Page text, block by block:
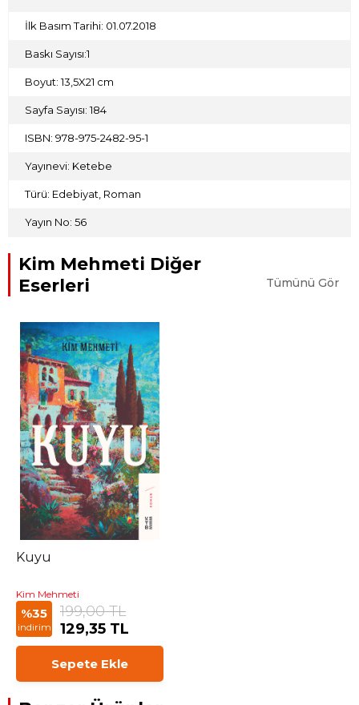
İlk Basım Tarihi: 01.07.2018
Baskı Sayısı:1
Boyut: 13,5X21 cm
Sayfa Sayısı: 184
ISBN: 978-975-2482-95-1
Yayınevi: Ketebe
Türü: Edebiyat, Roman
Yayın No: 56
Kim Mehmeti Diğer
Eserleri
Tümünü Gör
Kuyu
Kim Mehmeti
%35
indirim
199,00 TL
129,35 TL
Sepete Ekle